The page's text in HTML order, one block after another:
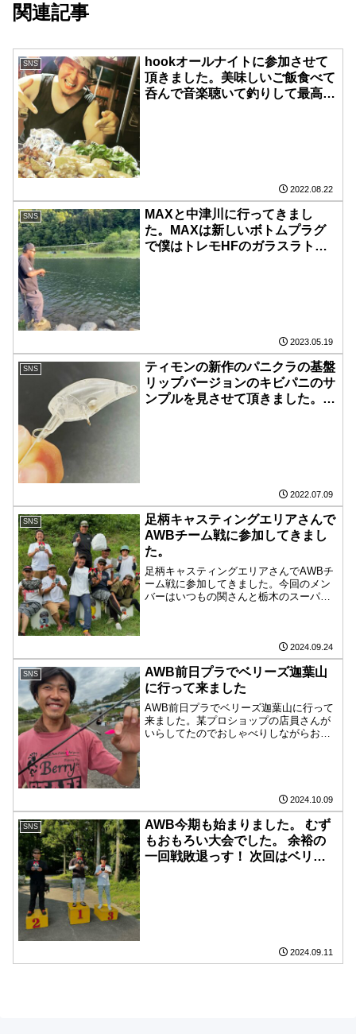
関連記事
SNS
hookオールナイトに参加させて
頂きました。美味しいご飯食べて
呑んで音楽聴いて釣りして最高の
した。 参加された皆様お疲れ様
でした。
2022.08.22
SNS
MAXと中津川に行ってきまし
た。MAXは新しいボトムプラグ
で僕はトレモHFのガラスラトル
2023.05.19
SNS
ティモンの新作のパニクラの基盤
リップバージョンのキビパニのサ
ンプルを見させて頂きました。テ
2022.07.09
SNS
足柄キャスティングエリアさんで
AWBチーム戦に参加してきまし
た。
足柄キャスティングエリアさんでAWBチ
ーム戦に参加してきました。今回のメン
バーはいつもの関さんと栃木のスーパー
2024.09.24
SNS
AWB前日プラでベリーズ迦葉山
に行って来ました
AWB前日プラでベリーズ迦葉山に行って
来ました。某プロショップの店員さんが
いらしてたのでおしゃべりしながらお昼
2024.10.09
SNS
AWB今期も始まりました。 むず
もおもろい大会でした。 余裕の
一回戦敗退っす！ 次回はベリー
2024.09.11